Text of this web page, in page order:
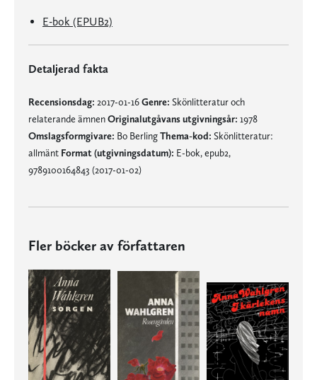
E-bok (EPUB2)
Detaljerad fakta
Recensionsdag: 2017-01-16Genre: Skönlitteratur och
relaterande ämnenOriginalutgåvans utgivningsår: 1978
Omslagsformgivare: Bo BerlingThema-kod: Skönlitteratur:
allmänt Format (utgivningsdatum): E-bok, epub2,
9789100164843 (2017-01-02)
Fler böcker av författaren